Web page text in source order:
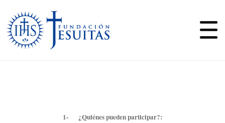
1- ¿Quiénes pueden participar?: